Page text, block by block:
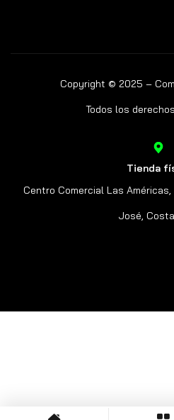
Copyright © 2025 –
Todos los
Tienda
Centro Comercial Las
José,